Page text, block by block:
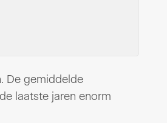
De gemiddelde
laatste jaren enorm